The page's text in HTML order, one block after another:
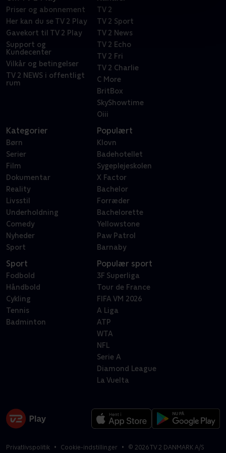
Priser og abonnement
Her kan du se TV 2 Play
Gavekort til TV 2 Play
Support og
Kundecenter
Vilkår og betingelser
TV 2 NEWS i offentligt
rum
TV 2
TV 2 Sport
TV 2 News
TV 2 Echo
TV 2 Fri
TV 2 Charlie
C More
BritBox
SkyShowtime
Oiii
Kategorier
Børn
Serier
Film
Dokumentar
Reality
Livsstil
Underholdning
Comedy
Nyheder
Sport
Populært
Klovn
Badehotellet
Sygeplejeskolen
X Factor
Bachelor
Forræder
Bachelorette
Yellowstone
Paw Patrol
Barnaby
Sport
Fodbold
Håndbold
Cykling
Tennis
Badminton
Populær sport
3F Superliga
Tour de France
FIFA VM 2026
A Liga
ATP
WTA
NFL
Serie A
Diamond League
La Vuelta
Privatlivspolitik Cookie-indstillinger © 2026TV 2 DANMARK A/S